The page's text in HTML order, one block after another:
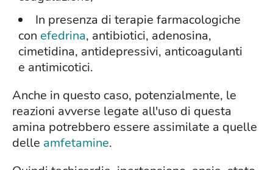
In presenza di terapie farmacologiche
con efedrina, antibiotici, adenosina,
cimetidina, antidepressivi, anticoagulanti
e antimicotici.
Anche in questo caso, potenzialmente, le
reazioni avverse legate all'uso di questa
amina potrebbero essere assimilate a quelle
delle amfetamine.